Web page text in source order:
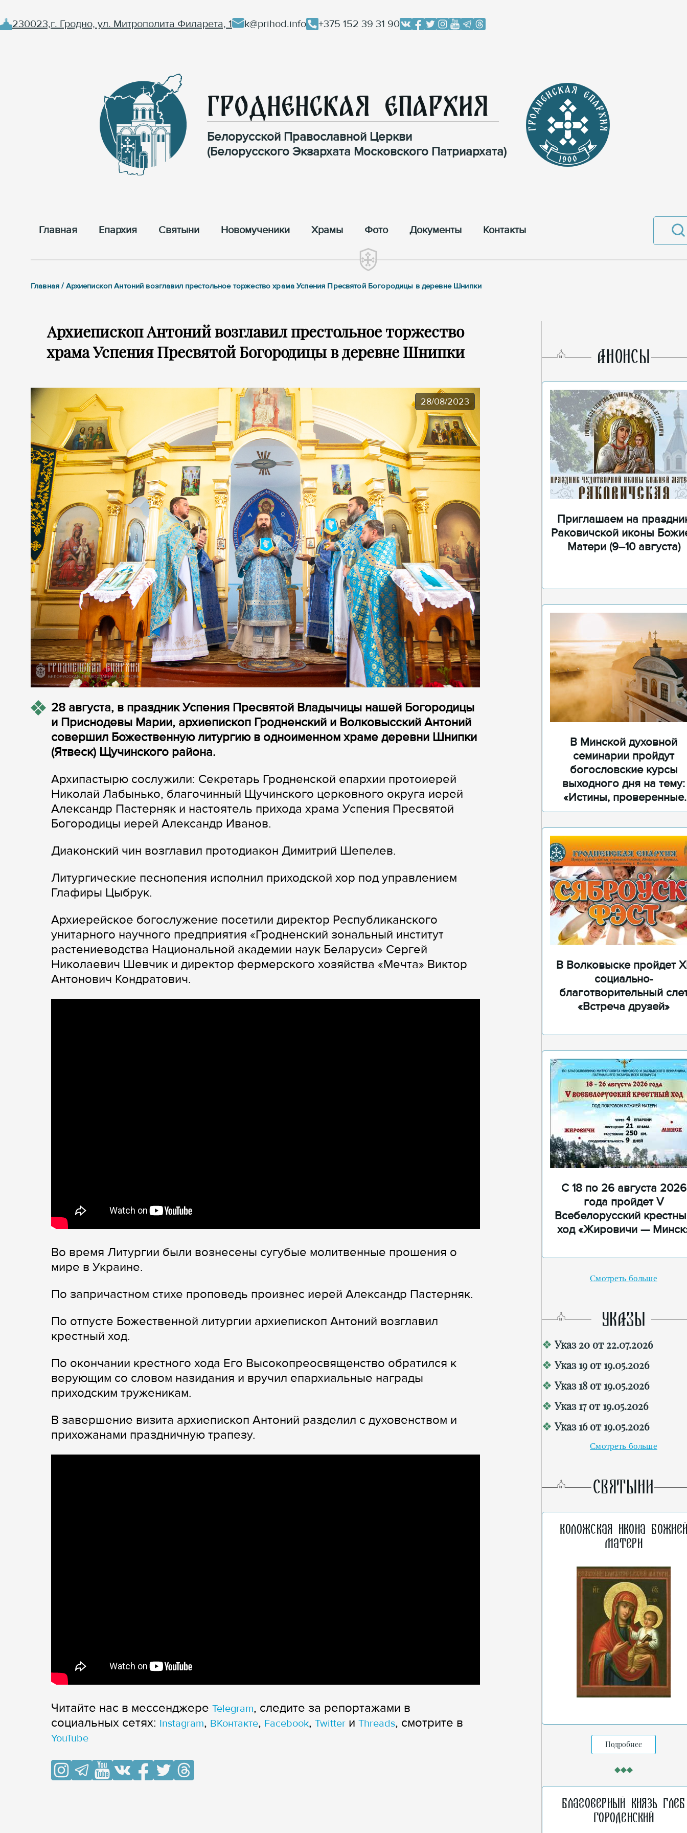
230023,г. Гродно, ул. Митрополита Филарета, 1 k@prihod.info +375 152 39 31 90
Гродненская Епархия
Белорусской Православной Церкви
(Белорусского Экзархата Московского Патриархата)
Главная Епархия Cвятыни Новомученики Храмы Фото Документы Контакты
Главная / Архиепископ Антоний возглавил престольное торжество храма Успения Пресвятой Богородицы в деревне Шнипки
Архиепископ Антоний возглавил престольное торжество
храма Успения Пресвятой Богородицы в деревне Шнипки
28/08/2023
28 августа, в праздник Успения Пресвятой Владычицы нашей Богородицы
и Приснодевы Марии, архиепископ Гродненский и Волковысский Антоний
совершил Божественную литургию в одноименном храме деревни Шнипки
(Ятвеск) Щучинского района.
Архипастырю сослужили: Секретарь Гродненской епархии протоиерей
Николай Лабынько, благочинный Щучинского церковного округа иерей
Александр Пастерняк и настоятель прихода храма Успения Пресвятой
Богородицы иерей Александр Иванов.
Диаконский чин возглавил протодиакон Димитрий Шепелев.
Литургические песнопения исполнил приходской хор под управлением
Глафиры Цыбрук.
Архиерейское богослужение посетили директор Республиканского
унитарного научного предприятия «Гродненский зональный институт
растениеводства Национальной академии наук Беларуси» Сергей
Николаевич Шевчик и директор фермерского хозяйства «Мечта» Виктор
Антонович Кондратович.
Во время Литургии были вознесены сугубые молитвенные прошения о
мире в Украине.
По запричастном стихе проповедь произнес иерей Александр Пастерняк.
По отпусте Божественной литургии архиепископ Антоний возглавил
крестный ход.
По окончании крестного хода Его Высокопреосвященство обратился к
верующим со словом назидания и вручил епархиальные награды
приходским труженикам.
В завершение визита архиепископ Антоний разделил с духовенством и
прихожанами праздничную трапезу.
Читайте нас в мессенджере Telegram, следите за репортажами в
cоциальных сетях: Instagram, ВКонтакте, Facebook, Twitter и Threads, смотрите в
YouTube
AНОНСЫ
Приглашаем на
Раковичской иконы
Матери (9–10 августа)
В Минской духовной
семинарии пройдут
богословские курсы
выходного дня на тему:
«Истины, проверенные
временем»
В Волковыске пройдет
социально-
благотворительный
«Встреча друзей»
С 18 по 26 августа 2026
года пройдет V
Всебелорусский
ход «Жировичи —
Смотреть больше
УКАЗЫ
Указ 20 от 22.07.2026
Указ 19 от 19.05.2026
Указ 18 от 19.05.2026
Указ 17 от 19.05.2026
Указ 16 от 19.05.2026
Смотреть больше
СВЯТЫНИ
Коложская икона
Матери
Подробнее
Благоверный князь Глеб
Городенский